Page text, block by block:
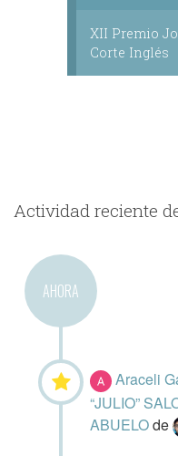
XII Premio
Corte Inglés
Actividad reciente
AHORA
Araceli
“JULIO”
ABUELOde